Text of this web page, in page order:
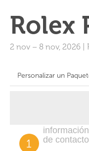
Rolex
2 nov – 8 nov, 2026
Personalizar un
1
información
de contacto